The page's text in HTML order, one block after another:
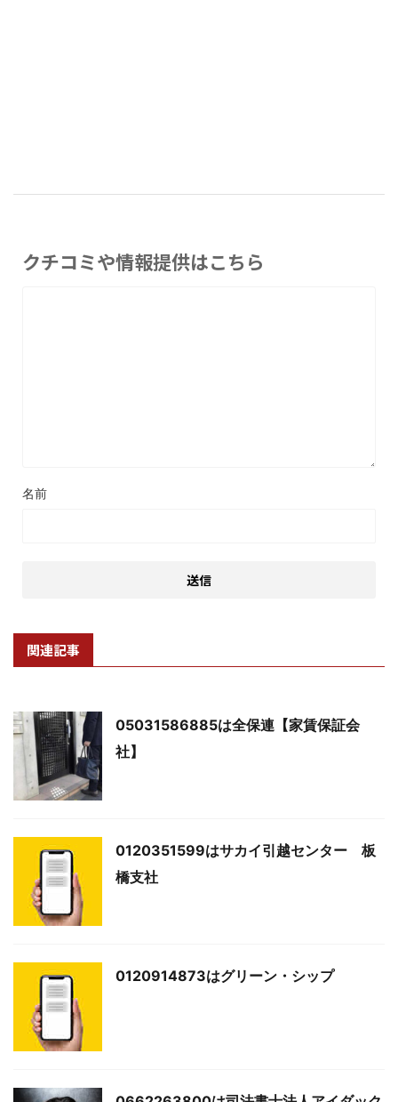
クチコミや情報提供はこちら
名前
関連記事
05031586885は全保連【家賃保証会
社】
0120351599はサカイ引越センター 板
橋支社
0120914873はグリーン・シップ